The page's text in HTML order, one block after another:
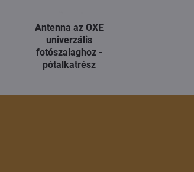
Antenna az OXE
univerzális
fotószalaghoz -
pótalkatrész